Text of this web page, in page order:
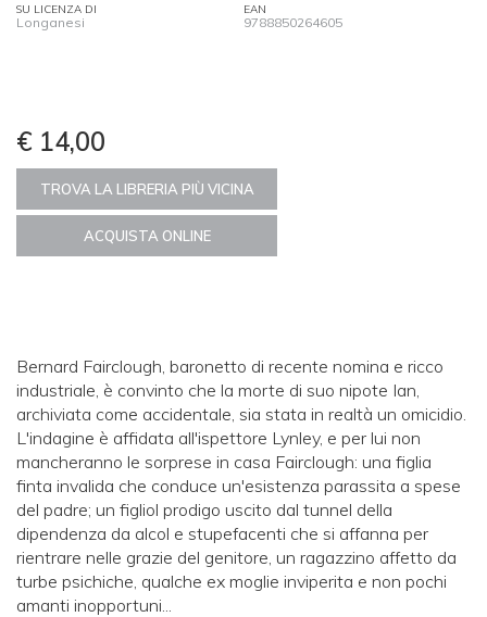
SU LICENZA DI
Longanesi
EAN
9788850264605
€ 14,00
TROVA LA LIBRERIA PIÙ VICINA
ACQUISTA ONLINE
Bernard Fairclough, baronetto di recente nomina e ricco
industriale, è convinto che la morte di suo nipote Ian,
archiviata come accidentale, sia stata in realtà un omicidio.
L'indagine è affidata all'ispettore Lynley, e per lui non
mancheranno le sorprese in casa Fairclough: una figlia
finta invalida che conduce un'esistenza parassita a spese
del padre; un figliol prodigo uscito dal tunnel della
dipendenza da alcol e stupefacenti che si affanna per
rientrare nelle grazie del genitore, un ragazzino affetto da
turbe psichiche, qualche ex moglie inviperita e non pochi
amanti inopportuni...